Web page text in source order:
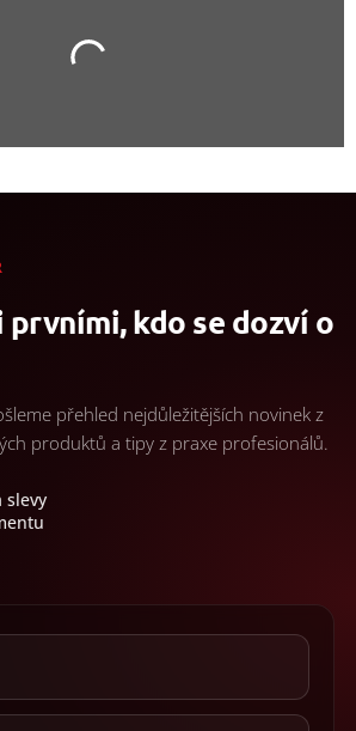
prvními, kdo se dozví o
přehled nejdůležitějších novinek z
produktů a tipy z praxe profesionálů.
slevy